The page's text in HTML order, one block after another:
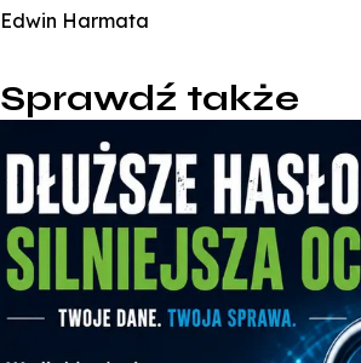
Edwin Harmata
Sprawdź także